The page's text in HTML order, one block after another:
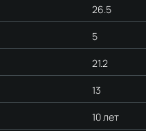
26.5
5
21.2
13
10 лет